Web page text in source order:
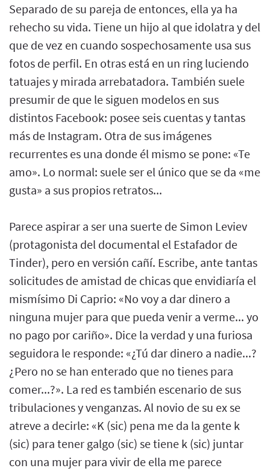
Separado de su pareja de entonces, ella ya ha
rehecho su vida. Tiene un hijo al que idolatra y del
que de vez en cuando sospechosamente usa sus
fotos de perfil. En otras está en un ring luciendo
tatuajes y mirada arrebatadora. También suele
presumir de que le siguen modelos en sus
distintos Facebook: posee seis cuentas y tantas
más de Instagram. Otra de sus imágenes
recurrentes es una donde él mismo se pone: «Te
amo». Lo normal: suele ser el único que se da «me
gusta» a sus propios retratos...
Parece aspirar a ser una suerte de Simon Leviev
(protagonista del documental el Estafador de
Tinder), pero en versión cañí. Escribe, ante tantas
solicitudes de amistad de chicas que envidiaría el
mismísimo Di Caprio: «No voy a dar dinero a
ninguna mujer para que pueda venir a verme... yo
no pago por cariño». Dice la verdad y una furiosa
seguidora le responde: «¿Tú dar dinero a nadie...?
¿Pero no se han enterado que no tienes para
comer...?». La red es también escenario de sus
tribulaciones y venganzas. Al novio de su ex se
atreve a decirle: «K (sic) pena me da la gente k
(sic) para tener galgo (sic) se tiene k (sic) juntar
con una mujer para vivir de ella me parece